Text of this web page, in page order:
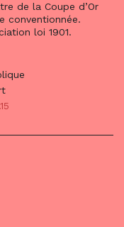
de la Coupe d’Or
conventionnée.
loi 1901.